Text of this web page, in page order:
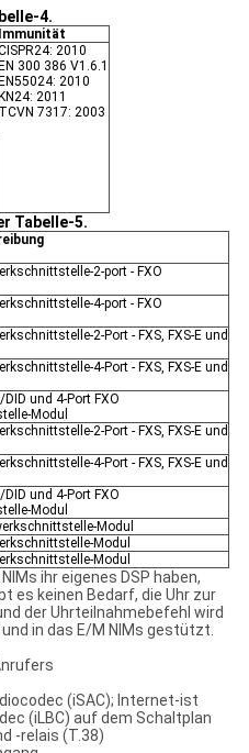
4.
Immunität
2010
EN 300 386 V1.6.1
EN55024: 2010
KN24: 2011
TCVN 7317: 2003
Tabelle-5.
2-port - FXO
4-port - FXO
2-Port - FXS, FXS-E und
4-Port - FXS, FXS-E und
DID und 4-Port FXO
Modul
2-Port - FXS, FXS-E und
4-Port - FXS, FXS-E und
DID und 4-Port FXO
Modul
Modul
Modul
Modul
ihr eigenes DSP haben,
es keinen Bedarf, die Uhr zur
der Uhrteilnahmebefehl wird
in das E/M NIMs gestützt.
(iSAC); Internet-ist
(iLBC) auf dem Schaltplan
-relais (T.38)